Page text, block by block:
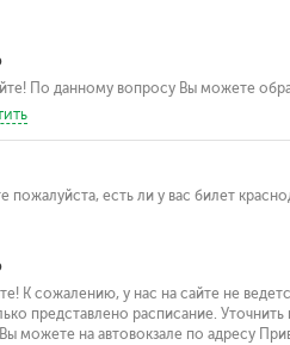
По данному вопросу Вы можете
пожалуйста, есть ли у вас билет
К сожалению, у нас на сайте не
представлено расписание.
можете на автовокзале по адресу